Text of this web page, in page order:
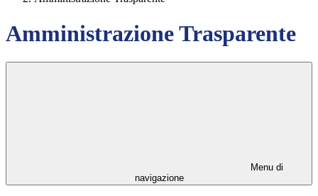
Amministrazione Trasparente
Menu di
navigazione